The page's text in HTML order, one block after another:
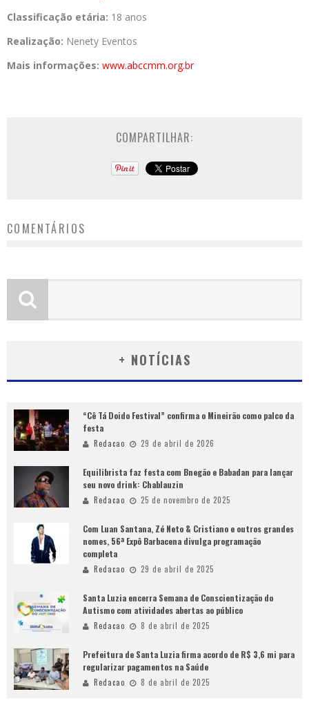
Classificação etária: 18 anos
Realização: Nenety Eventos
Mais informações: www.abccmm.org.br
COMPARTILHAR:
COMENTÁRIOS
+ NOTÍCIAS
“Cê Tá Doido Festival” confirma o Mineirão como palco da
festa
Redacao 29 de abril de 2026
Equilibrista faz festa com Bnegão e Babadan para lançar
seu novo drink: Chablauzin
Redacao 25 de novembro de 2025
Com Luan Santana, Zé Neto & Cristiano e outros grandes
nomes, 56ª Expô Barbacena divulga programação
completa
Redacao 29 de abril de 2025
Santa Luzia encerra Semana de Conscientização do
Autismo com atividades abertas ao público
Redacao 8 de abril de 2025
Prefeitura de Santa Luzia firma acordo de R$ 3,6 mi para
regularizar pagamentos na Saúde
Redacao 8 de abril de 2025